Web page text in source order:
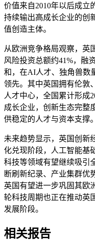
价值来自2010年以后成立
持续输出高成长企业的创
值创造主体。
从欧洲竞争格局观察，英
风险投资总额约41%，融
和，在AI人才、独角兽数
领先。其中英国拥有伦敦
人才中心，全国累计形成
成长企业，创新生态完整
供稳定的人才与资本支撑。
未来趋势显示，英国创新
化兑现阶段，人工智能基
科技等领域有望继续吸引
断刷新纪录、产业集群优
英国有望进一步巩固其欧
轮科技周期也正在推动英
发展阶段。
相关报告